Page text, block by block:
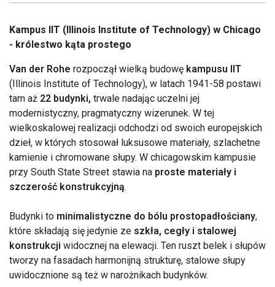
Kampus IIT (Illinois Institute of Technology) w Chicago
- królestwo kąta prostego
Van der Rohe rozpoczął wielką budowę kampusu IIT
(Illinois Institute of Technology), w latach 1941-58 postawi
tam aż 22 budynki, trwale nadając uczelni jej
modernistyczny, pragmatyczny wizerunek. W tej
wielkoskalowej realizacji odchodzi od swoich europejskich
dzieł, w których stosował luksusowe materiały, szlachetne
kamienie i chromowane słupy. W chicagowskim kampusie
przy South State Street stawia na proste materiały i
szczerość konstrukcyjną.
Budynki to minimalistyczne do bólu prostopadłościany,
które składają się jedynie ze szkła, cegły i stalowej
konstrukcji widocznej na elewacji. Ten ruszt belek i słupów
tworzy na fasadach harmonijną strukturę, stalowe słupy
uwidocznione są też w narożnikach budynków.